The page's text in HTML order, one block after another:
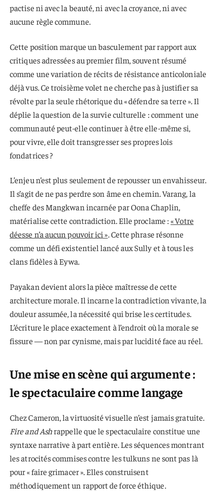
pactise ni avec la beauté, ni avec la croyance, ni avec
aucune règle commune.
Cette position marque un basculement par rapport aux
critiques adressées au premier film, souvent résumé
comme une variation de récits de résistance anticoloniale
déjà vus. Ce troisième volet ne cherche pas à justifier sa
révolte par la seule rhétorique du « défendre sa terre ». Il
déplie la question de la survie culturelle : comment une
communauté peut-elle continuer à être elle-même si,
pour vivre, elle doit transgresser ses propres lois
fondatrices ?
L’enjeu n’est plus seulement de repousser un envahisseur.
Il s’agit de ne pas perdre son âme en chemin. Varang, la
cheffe des Mangkwan incarnée par Oona Chaplin,
matérialise cette contradiction. Elle proclame :« Votre
déesse n’a aucun pouvoir ici ». Cette phrase résonne
comme un défi existentiel lancé aux Sully et à tous les
clans fidèles à Eywa.
Payakan devient alors la pièce maîtresse de cette
architecture morale. Il incarne la contradiction vivante, la
douleur assumée, la nécessité qui brise les certitudes.
L’écriture le place exactement à l’endroit où la morale se
fissure — non par cynisme, mais par lucidité face au réel.
Une mise en scène qui argumente :
le spectaculaire comme langage
Chez Cameron, la virtuosité visuelle n’est jamais gratuite.
Fire and Ashrappelle que le spectaculaire constitue une
syntaxe narrative à part entière. Les séquences montrant
les atrocités commises contre les tulkuns ne sont pas là
pour « faire grimacer ». Elles construisent
méthodiquement un rapport de force éthique.